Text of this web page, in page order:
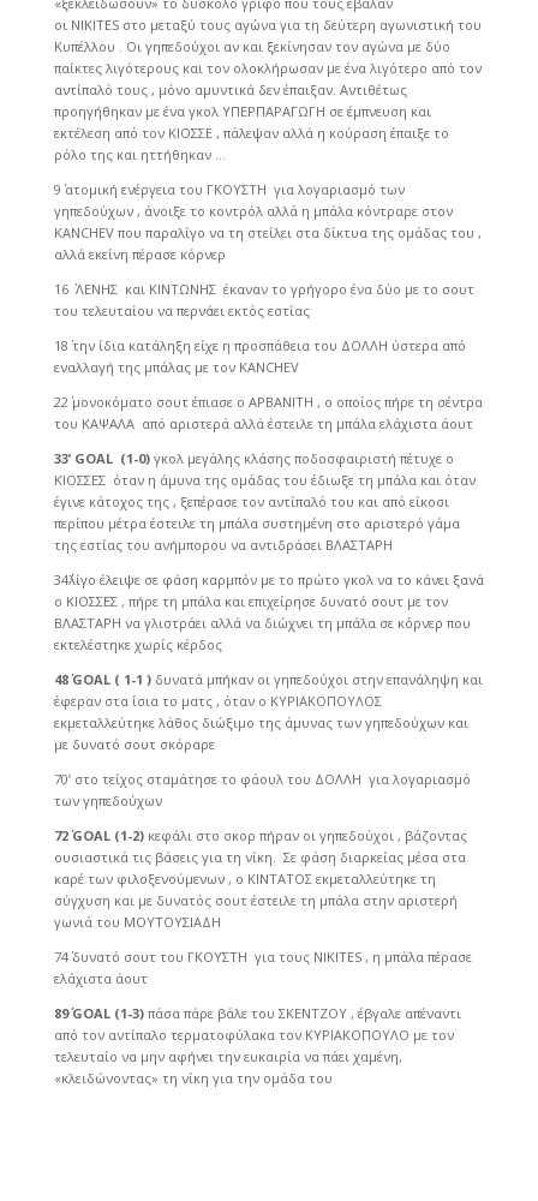
οι NIKITES στο μεταξύ τους αγώνα για τη δεύτερη αγωνιστική του
Κυπέλλου . Οι γηπεδούχοι αν και ξεκίνησαν τον αγώνα με δύο
παίκτες λιγότερους και τον ολοκλήρωσαν με ένα λιγότερο από τον
αντίπαλό τους , μόνο αμυντικά δεν έπαιξαν. Αντιθέτως
προηγήθηκαν με ένα γκολ ΥΠΕΡΠΑΡΑΓΩΓΗ σε έμπνευση και
εκτέλεση από τον ΚΙΟΣΣΕ , πάλεψαν αλλά η κούραση έπαιξε το
ρόλο της και ηττήθηκαν …
9΄ ατομική ενέργεια του ΓΚΟΥΣΤΗ για λογαριασμό των
γηπεδούχων , άνοιξε το κοντρόλ αλλά η μπάλα κόντραρε στον
KANCHEV που παραλίγο να τη στείλει στα δίκτυα της ομάδας του ,
αλλά εκείνη πέρασε κόρνερ
16 ΄ ΛΕΝΗΣ και ΚΙΝΤΩΝΗΣ έκαναν το γρήγορο ένα δύο με το σουτ
του τελευταίου να περνάει εκτός εστίας
18΄ την ίδια κατάληξη είχε η προσπάθεια του ΔΟΛΛΗ ύστερα από
εναλλαγή της μπάλας με τον KANCHEV
22΄ μονοκόματο σουτ έπιασε ο ΑΡΒΑΝΙΤΗ , ο οποίος πήρε τη σέντρα
του ΚΑΨΑΛΑ από αριστερά αλλά έστειλε τη μπάλα ελάχιστα άουτ
33’ GΟAL(1-0)γκολ μεγάλης κλάσης ποδοσφαιριστή πέτυχε ο
ΚΙΟΣΣΕΣ όταν η άμυνα της ομάδας του έδιωξε τη μπάλα και όταν
έγινε κάτοχος της , ξεπέρασε τον αντίπαλό του και από είκοσι
περίπου μέτρα έστειλε τη μπάλα συστημένη στο αριστερό γάμα
της εστίας του ανήμπορου να αντιδράσει ΒΛΑΣΤΑΡΗ
34΄λίγο έλειψε σε φάση καρμπόν με το πρώτο γκολ να το κάνει ξανά
ο ΚΙΟΣΣΕΣ , πήρε τη μπάλα και επιχείρησε δυνατό σουτ με τον
ΒΛΑΣΤΑΡΗ να γλιστράει αλλά να διώχνει τη μπάλα σε κόρνερ που
εκτελέστηκε χωρίς κέρδος
48΄GOAL ( 1-1 )δυνατά μπήκαν οι γηπεδούχοι στην επανάληψη και
έφεραν στα ίσια το ματς , όταν ο ΚΥΡΙΑΚΟΠΟΥΛΟΣ
εκμεταλλεύτηκε λάθος διώξιμο της άμυνας των γηπεδούχων και
με δυνατό σουτ σκόραρε
70’ στο τείχος σταμάτησε το φάουλ του ΔΟΛΛΗ για λογαριασμό
των γηπεδούχων
72΄GOAL(1-2)κεφάλι στο σκορ πήραν οι γηπεδούχοι , βάζοντας
ουσιαστικά τις βάσεις για τη νίκη. Σε φάση διαρκείας μέσα στα
καρέ των φιλοξενούμενων , ο ΚΙΝΤΑΤΟΣ εκμεταλλεύτηκε τη
σύγχυση και με δυνατός σουτ έστειλε τη μπάλα στην αριστερή
γωνιά του ΜΟΥΤΟΥΣΙΑΔΗ
74΄ δυνατό σουτ του ΓΚΟΥΣΤΗ για τους NIKITES , η μπάλα πέρασε
ελάχιστα άουτ
89΄GOAL(1-3)πάσα πάρε βάλε του ΣΚΕΝΤΖΟΥ , έβγαλε απέναντι
από τον αντίπαλο τερματοφύλακα τον ΚΥΡΙΑΚΟΠΟΥΛΟ με τον
τελευταίο να μην αφήνει την ευκαιρία να πάει χαμένη,
«κλειδώνοντας» τη νίκη για την ομάδα του